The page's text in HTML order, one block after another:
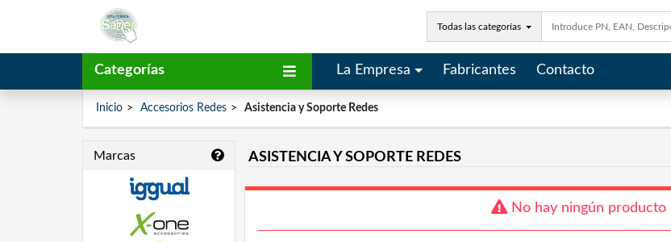
Todas las categorías
Categorías La Empresa Fabricantes Contacto
Inicio Accesorios Redes Asistencia y Soporte Redes
Marcas ASISTENCIA Y SOPORTE REDES
No hay ningún producto